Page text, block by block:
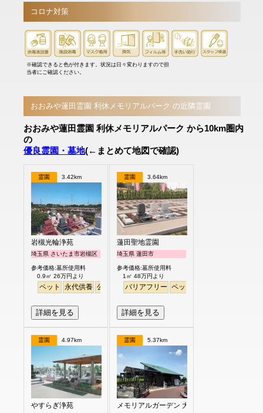
コロナ対策
※確認できると色が付きます。状況は日々変わりますので担
当者にご確認ください。
おおみや蓮田霊園 利休メモリアルパーク の近隣霊園
おおみや蓮田霊園 利休メモリアルパーク から10km圏内
の
優良霊園・墓地(←まとめて地図で確認)
霊園 3.42km
岩槻光輪浄苑
埼玉県 さいたま市岩槻区
参考価格:墓所使用料
0.9㎡ 26万円より
ペット 永代供養 公園墓地 芝生 見晴らし・眺望
詳細を見る
霊園 3.64km
蓮田聖地霊園
埼玉県 蓮田市
参考価格:墓所使用料
1㎡ 48万円より
バリアフリー ペット
詳細を見る
霊園 4.97km
やすらぎ浄苑
霊園 5.37km
メモリアルガーデン 大宮青山苑